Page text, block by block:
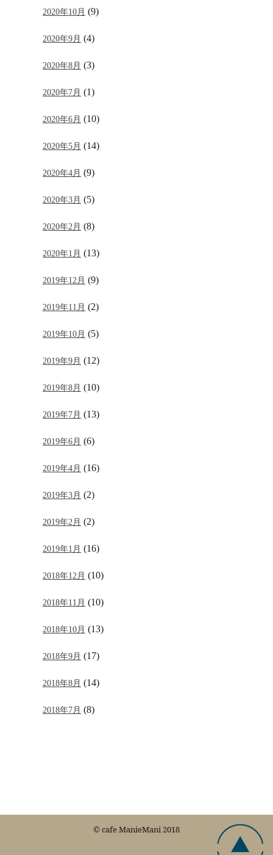
2020年10月 (9)
2020年9月 (4)
2020年8月 (3)
2020年7月 (1)
2020年6月 (10)
2020年5月 (14)
2020年4月 (9)
2020年3月 (5)
2020年2月 (8)
2020年1月 (13)
2019年12月 (9)
2019年11月 (2)
2019年10月 (5)
2019年9月 (12)
2019年8月 (10)
2019年7月 (13)
2019年6月 (6)
2019年4月 (16)
2019年3月 (2)
2019年2月 (2)
2019年1月 (16)
2018年12月 (10)
2018年11月 (10)
2018年10月 (13)
2018年9月 (17)
2018年8月 (14)
2018年7月 (8)
© cafe ManieMani 2018